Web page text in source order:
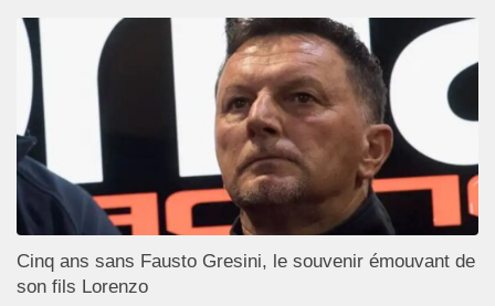
Cinq ans sans Fausto Gresini, le souvenir émouvant de
son fils Lorenzo